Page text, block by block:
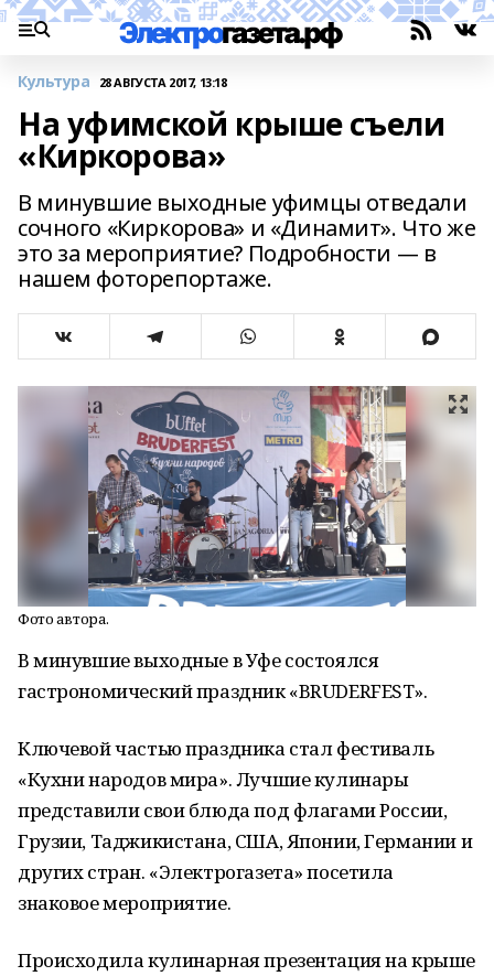
Культура 28 АВГУСТА 2017, 13:18
На уфимской крыше съели
«Киркорова»
В минувшие выходные уфимцы отведали
сочного «Киркорова» и «Динамит». Что же
это за мероприятие? Подробности — в
нашем фоторепортаже.
Фото автора.
В минувшие выходные в Уфе состоялся
гастрономический праздник «BRUDERFEST».
Ключевой частью праздника стал фестиваль
«Кухни народов мира». Лучшие кулинары
представили свои блюда под флагами России,
Грузии, Таджикистана, США, Японии, Германии и
других стран. «Электрогазета» посетила
знаковое мероприятие.
Происходила кулинарная презентация на крыше